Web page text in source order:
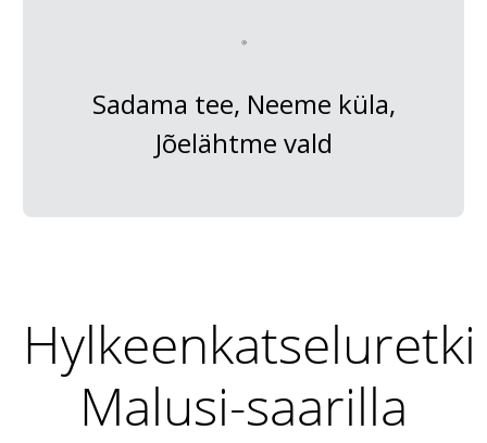
Sadama tee, Neeme küla,
Jõelähtme vald
Hylkeenkatseluretki
Malusi-saarilla